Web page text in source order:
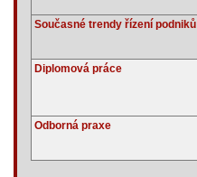
Současné trendy řízení podniků
Diplomová práce
Odborná praxe